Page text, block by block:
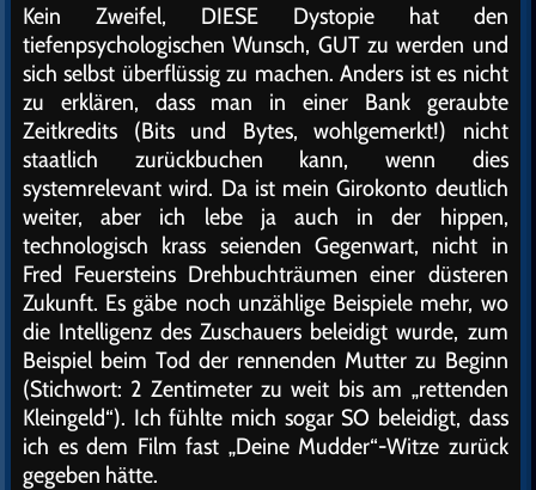
Kein Zweifel, DIESE Dystopie hat den
tiefenpsychologischen Wunsch, GUT zu werden und
sich selbst überflüssig zu machen. Anders ist es nicht
zu erklären, dass man in einer Bank geraubte
Zeitkredits (Bits und Bytes, wohlgemerkt!) nicht
staatlich zurückbuchen kann, wenn dies
systemrelevant wird. Da ist mein Girokonto deutlich
weiter, aber ich lebe ja auch in der hippen,
technologisch krass seienden Gegenwart, nicht in
Fred Feuersteins Drehbuchträumen einer düsteren
Zukunft. Es gäbe noch unzählige Beispiele mehr, wo
die Intelligenz des Zuschauers beleidigt wurde, zum
Beispiel beim Tod der rennenden Mutter zu Beginn
(Stichwort: 2 Zentimeter zu weit bis am „rettenden
Kleingeld“). Ich fühlte mich sogar SO beleidigt, dass
ich es dem Film fast „Deine Mudder“-Witze zurück
gegeben hätte.